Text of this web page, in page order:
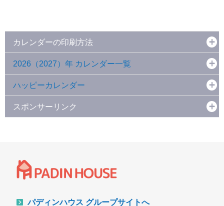
カレンダーの印刷方法
2026（2027）年 カレンダー一覧
ハッピーカレンダー
スポンサーリンク
パディンハウス グループサイトへ